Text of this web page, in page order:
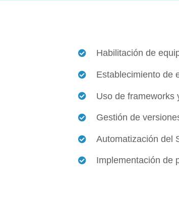
Habilitación de
Establecimiento de
Uso de frameworks
Gestión de
Automatización del
Implementación de